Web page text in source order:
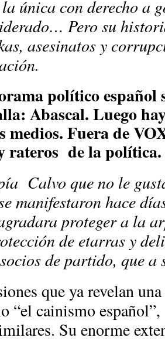
única con derecho a
Pero su
asesinatos y
político español
Abascal. Luego
medios. Fuera de
rateros de la política.
Calvo que no le
manifestaron hace
proteger a la
de etarras y
de partido, que a
que ya revelan
“el cainismo
Su enorme